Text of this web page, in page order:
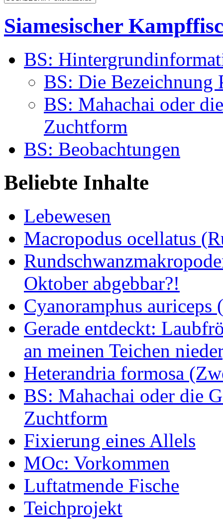
Siamesischer
BS:
BS: Die Bezeichnung
BS: Mahachai oder
Zuchtform
BS: Beobachtungen
Beliebte Inhalte
Lebewesen
Macropodus ocellatus
Oktober abgebbar?!
Cyanoramphus
Gerade entdeckt:
an meinen Teichen
Heterandria formosa
BS: Mahachai oder die
Zuchtform
Fixierung eines Allels
MOc: Vorkommen
Luftatmende Fische
Teichprojekt